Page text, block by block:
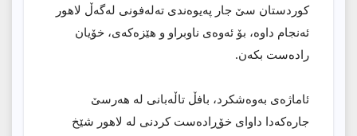
کوردستان سێ جار پەیوەندی تەلەفونی لەگەڵ لاهور
ئەنجام داوە، بۆ ئەوەی ناوبراو و هێزەکەی، خۆیان
رادەست بکەن.
ئاماژەی بەوەشکرد، بافڵ تاڵەبانی لە هەرسێ
جارەکەدا داوای خۆڕادەست کردنی لە لاهور شێخ